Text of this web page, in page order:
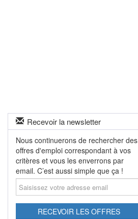
Recevoir la newsletter
Nous continuerons de rechercher des
offres d'emploi correspondant à vos
critères et vous les enverrons par
email. C’est aussi simple que ça !
Saisissez
votre
adresse
RECEVOIR LES OFFRES